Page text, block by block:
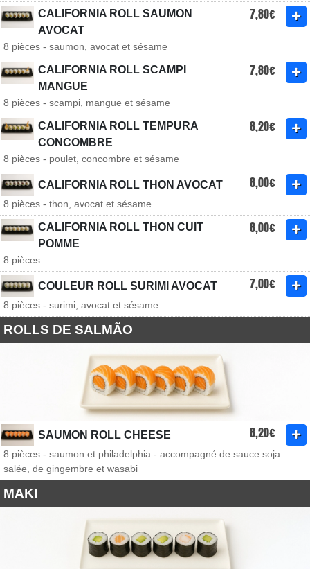
CALIFORNIA ROLL SAUMON
AVOCAT
7,80€
8 pièces - saumon, avocat et sésame
CALIFORNIA ROLL SCAMPI
MANGUE
7,80€
8 pièces - scampi, mangue et sésame
CALIFORNIA ROLL TEMPURA
CONCOMBRE
8,20€
8 pièces - poulet, concombre et sésame
CALIFORNIA ROLL THON AVOCAT 8,00€
8 pièces - thon, avocat et sésame
CALIFORNIA ROLL THON CUIT
POMME
8,00€
8 pièces
COULEUR ROLL SURIMI AVOCAT 7,00€
8 pièces - surimi, avocat et sésame
ROLLS DE SALMÃO
SAUMON ROLL CHEESE 8,20€
8 pièces - saumon et philadelphia - accompagné de sauce soja
salée, de gingembre et wasabi
MAKI